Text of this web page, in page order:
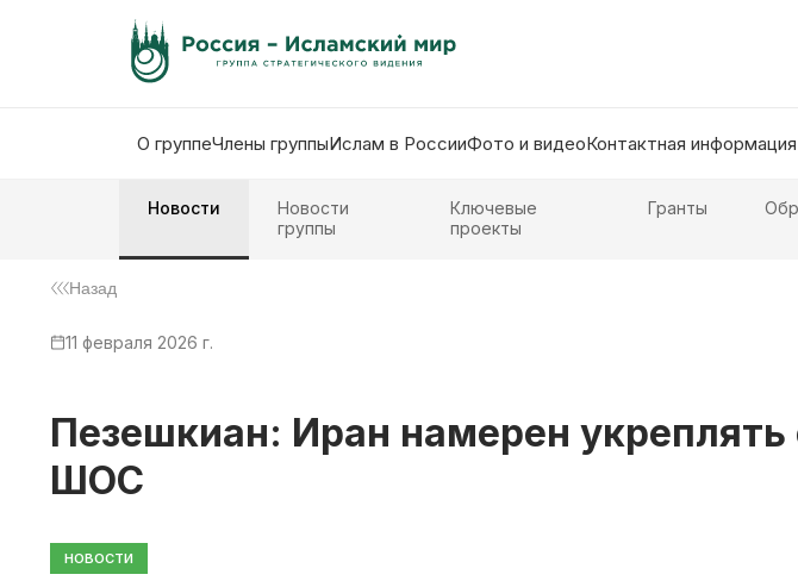
О группеЧлены группыИслам в РоссииФото и видеоКонтактная информация
Новости
Новости
группы
Ключевые
проекты
Гранты
Назад
11 февраля 2026 г.
Пезешкиан: Иран намерен
ШОС
НОВОСТИ